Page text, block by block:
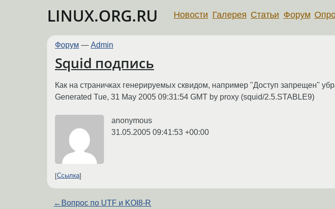
LINUX.ORG.RU Новости Галерея Статьи Форум
Форум — Admin
Squid подпись
Как на страничках генерируемых сквидом, например "Доступ запрещен"
Generated Tue, 31 May 2005 09:31:54 GMT by proxy (squid/2.5.STABLE9)
anonymous
31.05.2005 09:41:53 +00:00
Ссылка
← Вопрос по UTF и KOI8-R